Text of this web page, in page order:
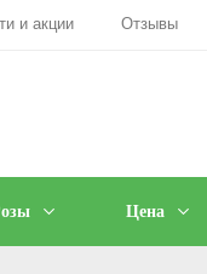
и акции Отзывы
Цена